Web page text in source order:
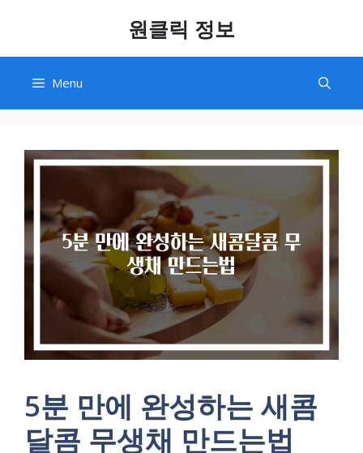
content
원클릭 정보
Menu
5분 만에 완성하는 새콤
달콤 무생채 만드는법